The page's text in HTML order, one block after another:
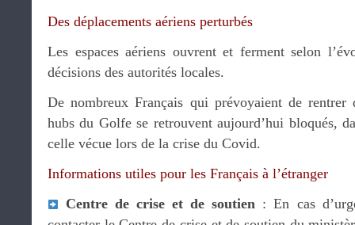
Des déplacements aériens perturbés
Les espaces aériens ouvrent et ferment selon
décisions des autorités locales.
De nombreux Français qui prévoyaient de rentrer
hubs du Golfe se retrouvent aujourd’hui bloqués,
celle vécue lors de la crise du Covid.
Informations utiles pour les Français à l’étranger
Centre de crise et de soutien : En cas